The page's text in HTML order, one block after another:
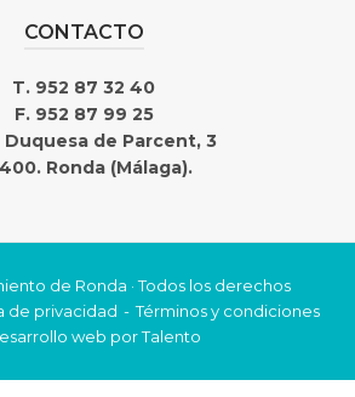
CONTACTO
T. 952 87 32 40
F. 952 87 99 25
Duquesa de Parcent, 3
Ronda (Málaga).
de Ronda · Todos los derechos
de privacidad
Términos y condiciones
web porTalento